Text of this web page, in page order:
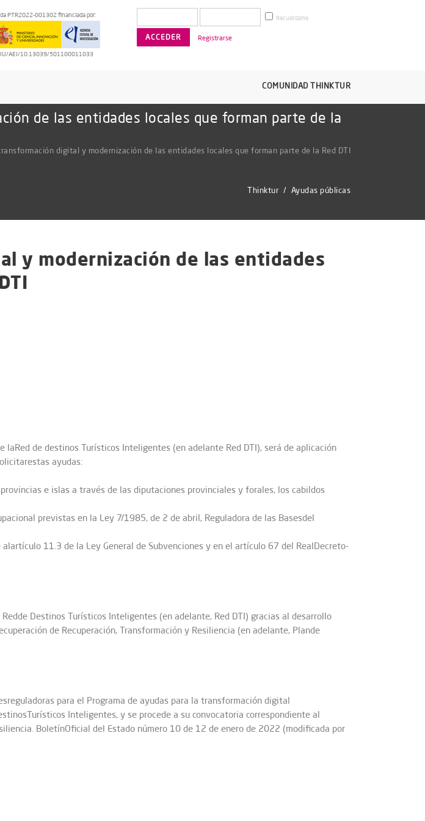
PTR2022-001302 financiada por:
AEI/10.13039/501100011033
Recuérdame
Registrarse
COMUNIDAD THINKTUR
de las entidades locales que forman parte de la
digital y modernización de las entidades locales que forman parte de la Red DTI
Thinktur / Ayudas públicas
y modernización de las entidades
de destinos Turísticos Inteligentes (en adelante Red DTI), será de aplicación
ayudas:
e islas a través de las diputaciones provinciales y forales, los cabildos
previstas en la Ley 7/1985, de 2 de abril, Reguladora de las Basesdel
11.3 de la Ley General de Subvenciones y en el artículo 67 del RealDecreto-
Destinos Turísticos Inteligentes (en adelante, Red DTI) gracias al desarrollo
de Recuperación, Transformación y Resiliencia (en adelante, Plande
para el Programa de ayudas para la transformación digital
Inteligentes, y se procede a su convocatoria correspondiente al
BoletínOficial del Estado número 10 de 12 de enero de 2022 (modificada por